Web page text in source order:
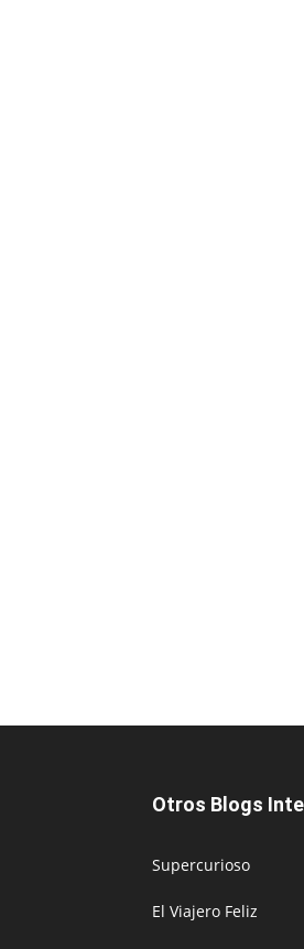
Otros Blogs
Supercurioso
El Viajero Feliz